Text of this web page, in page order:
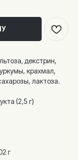
декстрин,
крахмал,
лактоза.
(2,5 г)
г